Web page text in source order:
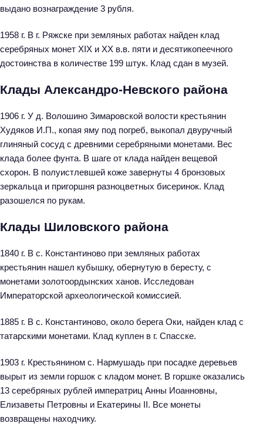
выдано вознаграждение 3 рубля.
1958 г. В г. Ряжске при земляных работах найден клад
серебряных монет XIX и XX в.в. пяти и десятикопеечного
достоинства в количестве 199 штук. Клад сдан в музей.
Клады Александро-Невского района
1906 г. У д. Волошино Зимаровской волости крестьянин
Худяков И.П., копая яму под погреб, выкопал двуручный
глиняный сосуд с древними серебряными монетами. Вес
клада более фунта. В шаге от клада найден вещевой
схорон. В полуистлевшей коже завернуты 4 бронзовых
зеркальца и пригоршня разноцветных бисеринок. Клад
разошелся по рукам.
Клады Шиловского района
1840 г. В с. Константиново при земляных работах
крестьянин нашел кубышку, обернутую в бересту, с
монетами золотоордынских ханов. Исследован
Императорской археологической комиссией.
1885 г. В с. Константиново, около берега Оки, найден клад с
татарскими монетами. Клад куплен в г. Спасске.
1903 г. Крестьянином с. Нармушадь при посадке деревьев
вырыт из земли горшок с кладом монет. В горшке оказались
13 серебряных рублей императриц Анны Иоанновны,
Елизаветы Петровны и Екатерины II. Все монеты
возвращены находчику.